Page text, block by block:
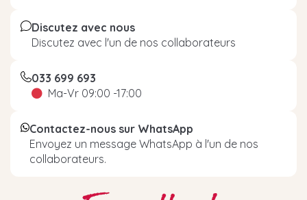
Discutez avec nous
Discutez avec l'un de nos collaborateurs
033 699 693
Ma-Vr 09:00 -17:00
Contactez-nous sur WhatsApp
Envoyez un message WhatsApp à l'un de nos
collaborateurs.